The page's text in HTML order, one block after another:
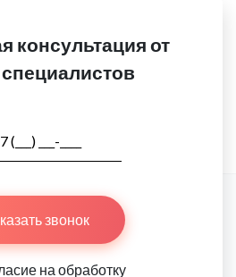
консультация от
звонок
на обработку